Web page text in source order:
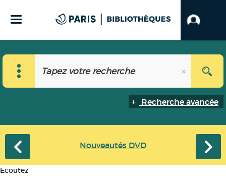
Recherche avancée
Nouveautés DVD
Ecoutez